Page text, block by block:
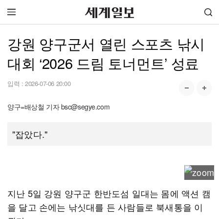
강원 양구군서 열린 스포츠 낚시
대회 ‘2026 드림 토너먼트’ 성료
입력 : 2026-07-06 20:00
양구=배상철 기자 bsc@segye.com
"잡았다."
지난 5일 강원 양구군 한반도섬 일대는 몸에 액션 캠
을 달고 손에는 낚싯대를 든 사람들로 북새통을 이